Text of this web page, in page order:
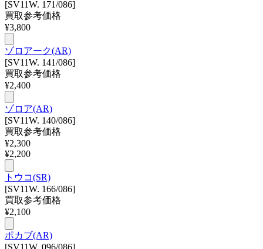
[SV11W. 171/086]
買取参考価格
¥3,800
ゾロアーク(AR)
[SV11W. 141/086]
買取参考価格
¥2,400
ゾロア(AR)
[SV11W. 140/086]
買取参考価格
¥2,300
¥2,200
トウコ(SR)
[SV11W. 166/086]
買取参考価格
¥2,100
ポカブ(AR)
[SV11W. 096/086]